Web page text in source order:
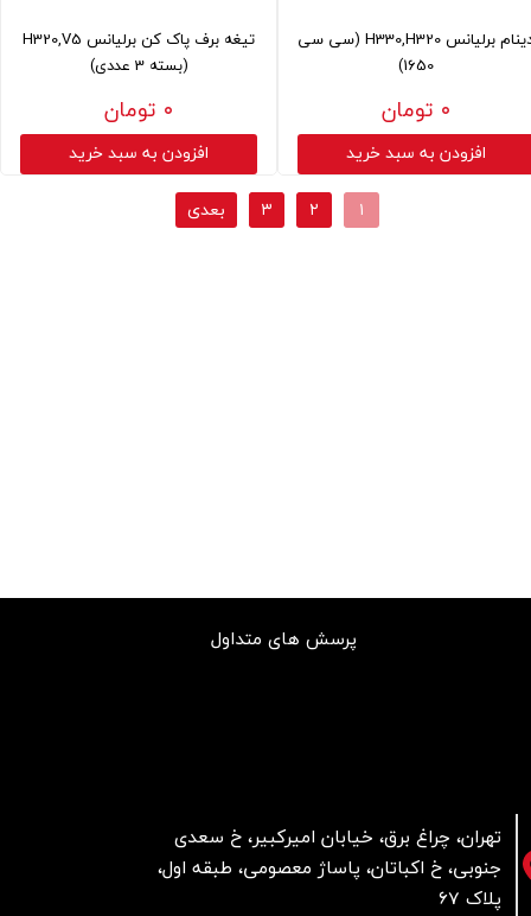
دینام برلیانس H330,H320 (سی سی
1650)
۰ تومان
افزودن به سبد خرید
تیغه برف پاک کن برلیانس H320,V5
(بسته 3 عددی)
۰ تومان
افزودن به سبد خرید
۱ ۲ ۳ بعدی
تهران، چراغ برق، خیابان امیرکبیر، خ سعدی
جنوبی، خ اکباتان، پاساژ معصومی، طبقه اول،
پلاک 67
پرسش های متداول